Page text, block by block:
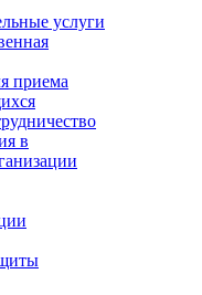
услуги
приема
в